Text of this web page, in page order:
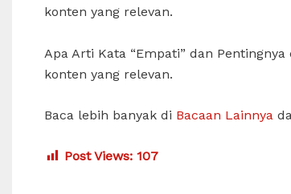
konten yang relevan.
Apa Arti Kata “Empati” dan
konten yang relevan.
Baca lebih banyak di Bacaan Lainnya
Post Views: 107